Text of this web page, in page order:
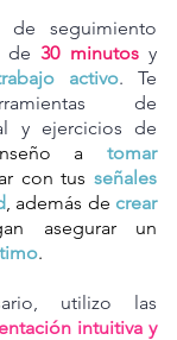
de seguimiento
de 30 minutosy
activo. Te
de
y ejercicios de
a
tomar
con tus señales
, además de crear
asegurar un
.
utilizo las
intuitiva y